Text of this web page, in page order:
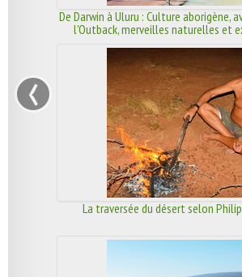
De Darwin à Uluru : Culture aborigène,
l'Outback, merveilles naturelles et
La traversée du désert selon
‹